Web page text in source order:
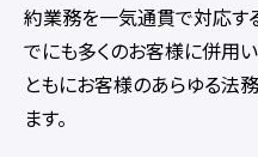
約業務を一気通貫で対応す
でにも多くのお客様に併用
ともにお客様のあらゆる法
ます。